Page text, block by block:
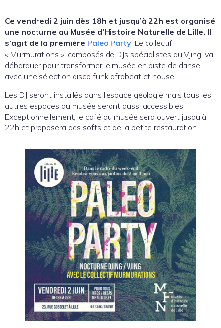
Ce vendredi 2 juin dès 18h et jusqu’à 22h est organisé
une nocturne au Musée d’Histoire Naturelle de Lille. Il
s’agit de la première Paleo Party . Le collectif
« Murmurations », composés de DJs spécialistes du Vjing, va
débarquer pour transformer le musée en piste de danse
avec une sélection disco funk afrobeat et house.
Les DJ seront installés dans l’espace géologie mais tous les
autres espaces du musée seront aussi accessibles.
Exceptionnellement, le café du musée sera ouvert jusqu’à
22h et proposera des softs et de la petite restauration.